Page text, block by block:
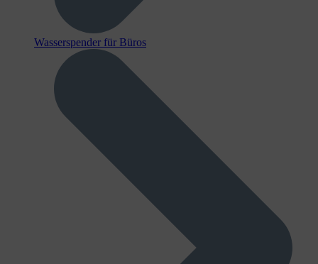
Wasserspender für Büros